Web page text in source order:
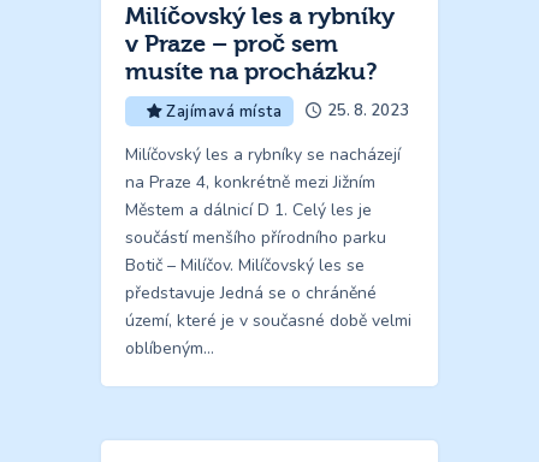
Milíčovský les a rybníky
v Praze – proč sem
musíte na procházku?
Zajímavá místa 25. 8. 2023
Milíčovský les a rybníky se nacházejí
na Praze 4, konkrétně mezi Jižním
Městem a dálnicí D 1. Celý les je
součástí menšího přírodního parku
Botič – Milíčov. Milíčovský les se
představuje Jedná se o chráněné
území, které je v současné době velmi
oblíbeným…